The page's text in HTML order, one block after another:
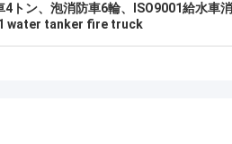
4トン、泡消防車6輪、ISO9001給水車
water tanker fire truck